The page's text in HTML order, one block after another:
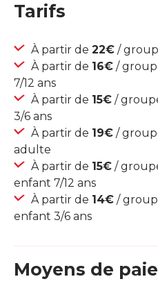
Tarifs
À partir de 22€ /
À partir de 16€ /
7/12 ans
À partir de 15€ /
3/6 ans
À partir de 19€ /
adulte
À partir de 15€ /
enfant 7/12 ans
À partir de 14€ /
enfant 3/6 ans
Moyens de